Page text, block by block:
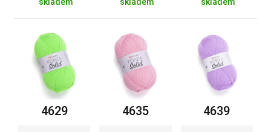
4629 4635 4639